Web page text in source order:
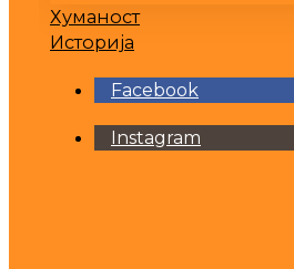
Хуманост
Историја
Facebook
Instagram